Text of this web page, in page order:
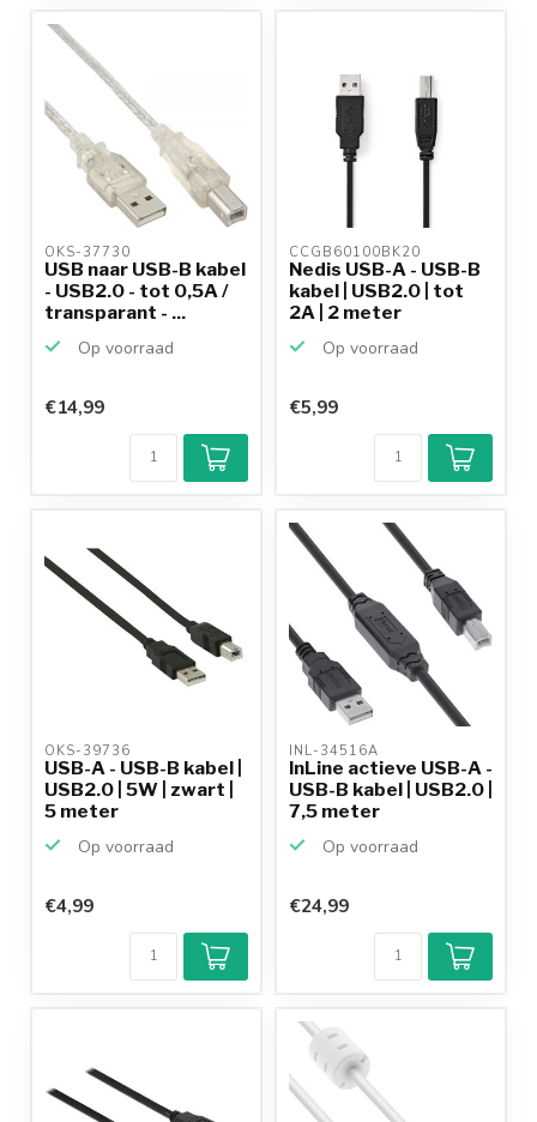
OKS-37730
USB naar USB-B kabel
- USB2.0 - tot 0,5A /
transparant - ...
Op voorraad
€14,99
CCGB60100BK20
Nedis USB-A - USB-B
kabel | USB2.0 | tot
2A | 2 meter
Op voorraad
€5,99
OKS-39736
USB-A - USB-B kabel |
USB2.0 | 5W | zwart |
5 meter
Op voorraad
€4,99
INL-34516A
InLine actieve USB-A -
USB-B kabel | USB2.0 |
7,5 meter
Op voorraad
€24,99